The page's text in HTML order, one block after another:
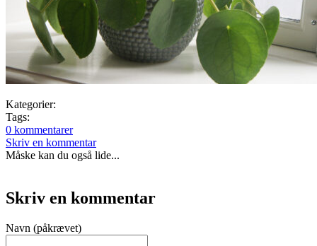
Kategorier:
Tags:
0 kommentarer
Skriv en kommentar
Måske kan du også lide...
Skriv en kommentar
Navn (påkrævet)